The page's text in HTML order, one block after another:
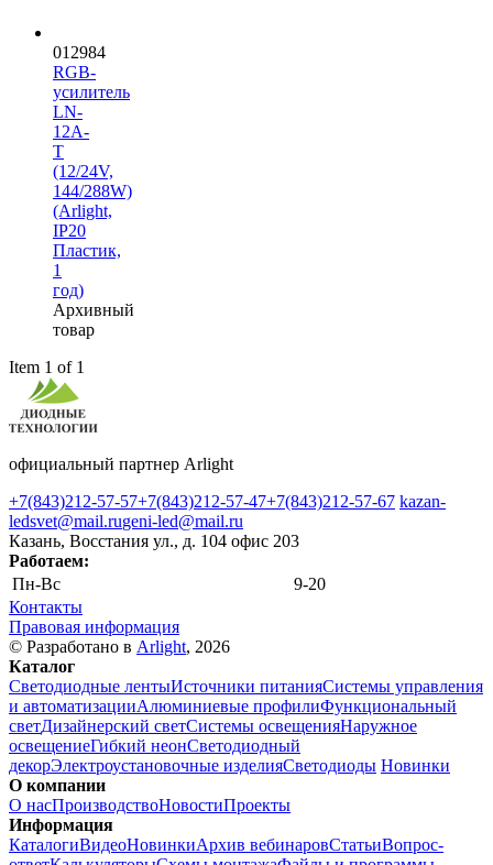
012984
RGB-
усилитель
LN-
12A-
T
(12/24V,
144/288W)
(Arlight,
IP20
Пластик,
1
год)
Архивный
товар
Item 1 of 1
официальный партнер Arlight
+7(843)212-57-57+7(843)212-57-47+7(843)212-57-67 kazan-
ledsvet@mail.rugeni-led@mail.ru
Казань, Восстания ул., д. 104 офис 203
Работаем:
Пн-Вс
9-20
Контакты
Правовая информация
© Разработано в Arlight, 2026
Каталог
Светодиодные лентыИсточники питанияСистемы управления
и автоматизацииАлюминиевые профилиФункциональный
светДизайнерский светСистемы освещенияНаружное
освещениеГибкий неонСветодиодный
декорЭлектроустановочные изделияСветодиоды Новинки
О компании
О насПроизводствоНовостиПроекты
Информация
КаталогиВидеоНовинкиАрхив вебинаровСтатьиВопрос-